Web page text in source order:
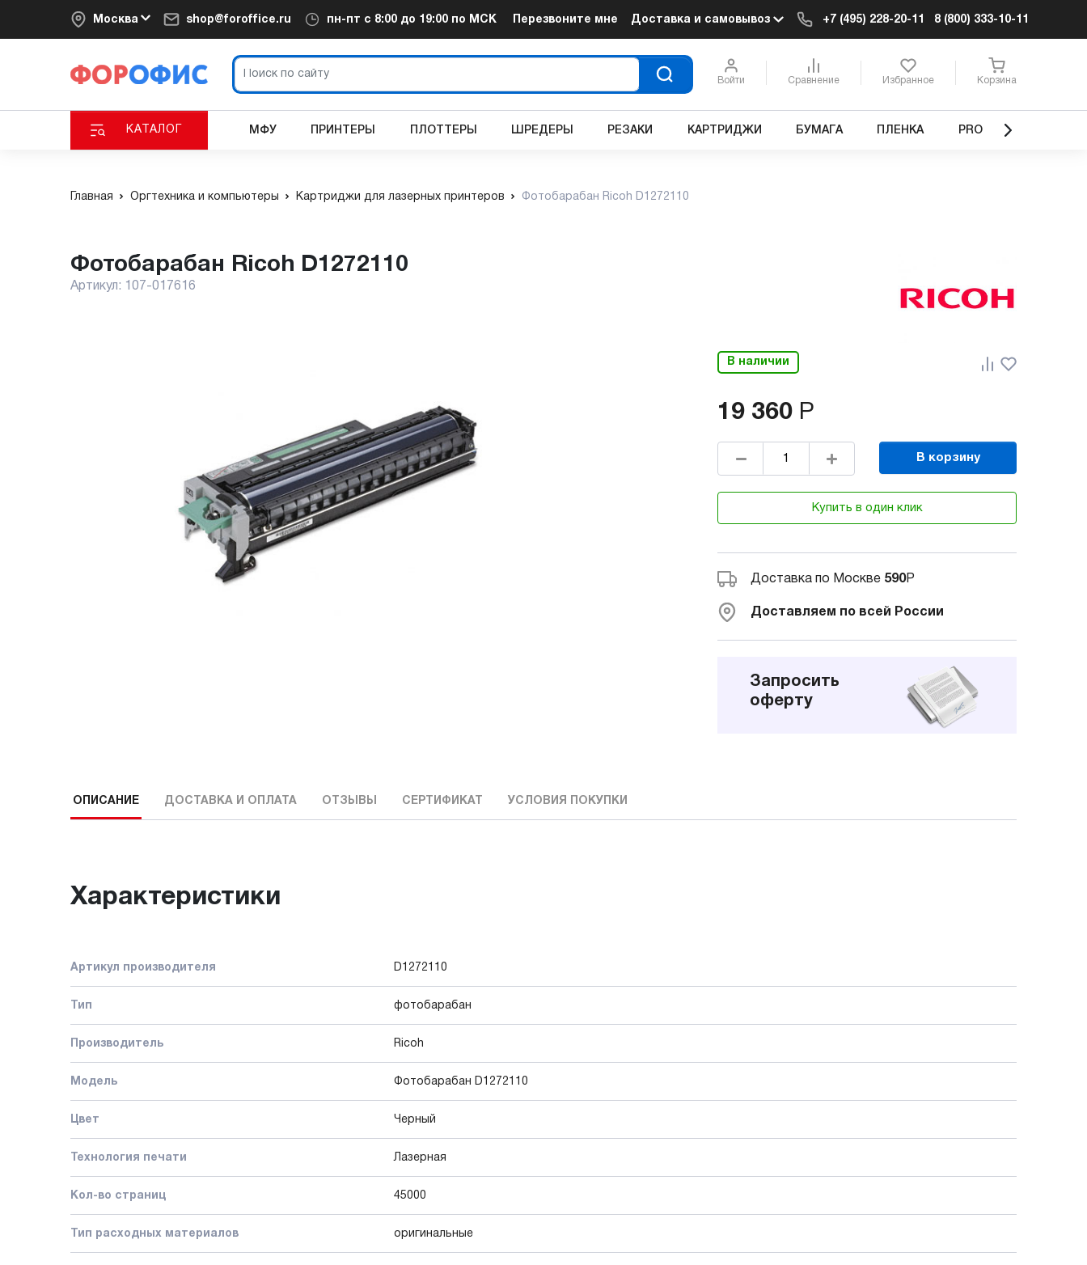
Москва shop@foroffice.ru пн-пт с 8:00 до 19:00 по МСК Перезвоните мне Доставка и самовывоз +7 (495) 228-20-11 8 (800) 333-10-11
Войти Сравнение Избранное Корзина
КАТАЛОГ МФУ ПРИНТЕРЫ ПЛОТТЕРЫ ШРЕДЕРЫ РЕЗАКИ КАРТРИДЖИ БУМАГА ПЛЕНКА PRO
Главная Оргтехника и компьютеры Картриджи для лазерных принтеров Фотобарабан Ricoh D1272110
Фотобарабан Ricoh D1272110
Артикул: 107-017616
В наличии
19 360 Р
В корзину
Купить в один клик
Доставка по Москве 590Р
Доставляем по всей России
Запросить
оферту
ОПИСАНИЕ ДОСТАВКА И ОПЛАТА ОТЗЫВЫ СЕРТИФИКАТ УСЛОВИЯ ПОКУПКИ
Характеристики
Артикул производителя D1272110
Тип фотобарабан
Производитель Ricoh
Модель Фотобарабан D1272110
Цвет Черный
Технология печати Лазерная
Кол-во страниц 45000
Тип расходных материалов оригинальные